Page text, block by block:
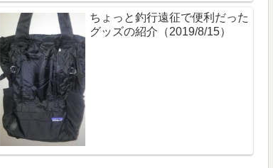
ちょっと釣行遠征で便利だった
グッズの紹介（2019/8/15）